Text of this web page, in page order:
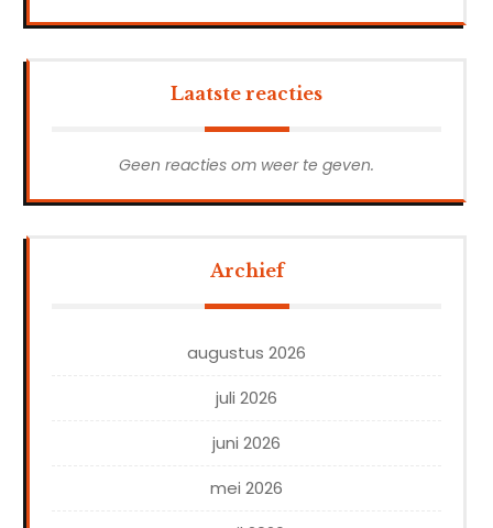
Laatste reacties
Geen reacties om weer te geven.
Archief
augustus 2026
juli 2026
juni 2026
mei 2026